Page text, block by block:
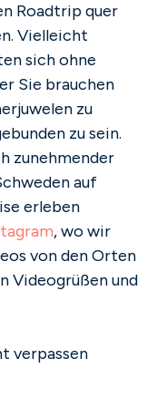
Roadtrip quer
Vielleicht
sich ohne
Sie brauchen
zu
zu sein.
zunehmender
auf
erleben
, wo wir
von den Orten
Videogrüßen und
verpassen